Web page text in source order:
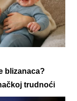
blizanaca?
trudnoći